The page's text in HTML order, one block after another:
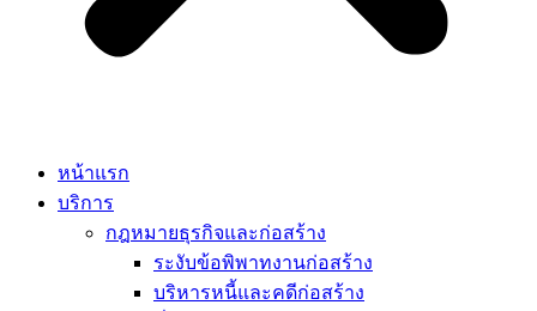
หน้าแรก
บริการ
กฎหมายธุรกิจและก่อสร้าง
ระงับข้อพิพาทงานก่อสร้าง
บริหารหนี้และคดีก่อสร้าง